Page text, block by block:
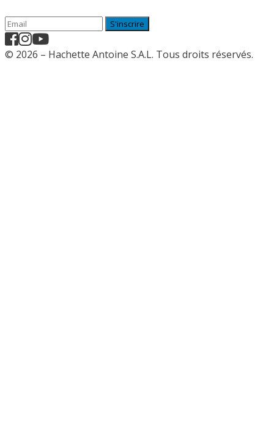
S'inscrire
© 2026 – Hachette Antoine S.A.L. Tous droits réservés.